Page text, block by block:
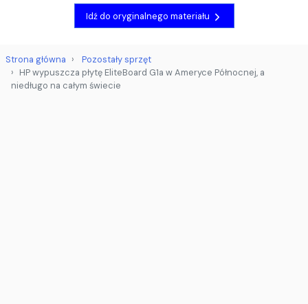
Idź do oryginalnego materiału
Strona główna
Pozostały sprzęt
HP wypuszcza płytę EliteBoard G1a w Ameryce Północnej, a
niedługo na całym świecie